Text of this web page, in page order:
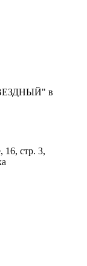
в
16, стр. 3,